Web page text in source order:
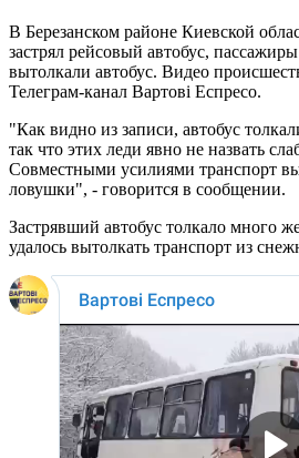
В Березанском районе Киевской
застрял рейсовый автобус,
вытолкали автобус. Видео
Телеграм-канал Вартові Еспресо.
"Как видно из записи, автобус
так что этих леди явно не назвать
Совместными усилиями транспорт
ловушки", - говорится в сообщении.
Застрявший автобус толкало много
удалось вытолкать транспорт из